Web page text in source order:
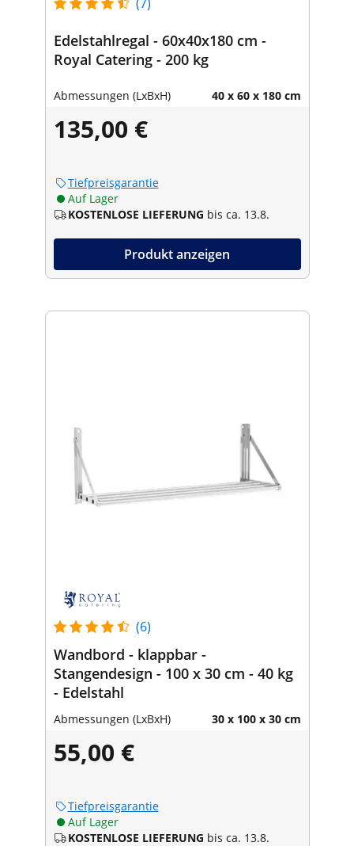
Edelstahlregal - 60x40x180 cm -
Royal Catering - 200 kg
Abmessungen (LxBxH) 40 x 60 x 180 cm
135,00 €
Tiefpreisgarantie
Auf Lager
KOSTENLOSE LIEFERUNG bis ca. 13.8.
Produkt anzeigen
(6)
Wandbord - klappbar -
Stangendesign - 100 x 30 cm - 40 kg
- Edelstahl
Abmessungen (LxBxH) 30 x 100 x 30 cm
55,00 €
Tiefpreisgarantie
Auf Lager
KOSTENLOSE LIEFERUNG bis ca. 13.8.